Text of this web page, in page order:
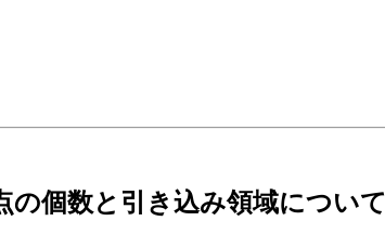
個数と引き込み領域について